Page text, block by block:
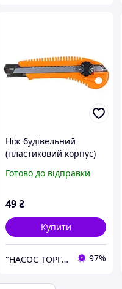
Ніж будівельний
(пластиковий корпус)
замок TM SIGMA
Готово до відправки
49₴
Купити
"НАСОС ТОРГ" Насосне обладнання, інструменти, освітлення 97%